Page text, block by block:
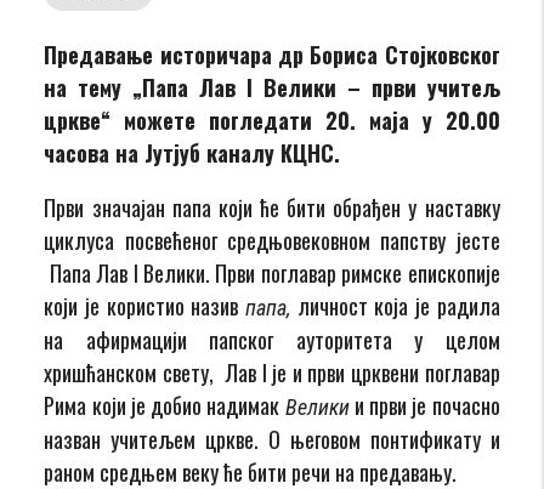
Предавање историчара др Бориса Стојковског
на тему „Папа Лав I Велики – први учитељ
цркве“ можете погледати 20. маја у 20.00
часова на Јутјуб каналу КЦНС.
Први значајан папа који ће бити обрађен у наставку
циклуса посвећеног средњовековном папству јесте
Папа Лав I Велики. Први поглавар римске епископије
који је користио назив папа, личност која је радила
на афирмацији папског ауторитета у целом
хришћанском свету, Лав I је и први црквени поглавар
Рима који је добио надимак Великии први је почасно
назван учитељем цркве. О његовом понтификату и
раном средњем веку ће бити речи на предавању.